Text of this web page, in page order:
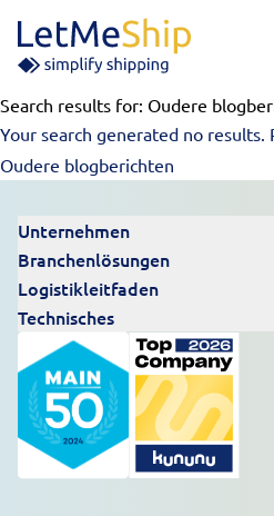
Search results for: Oudere
Your search generated no
Suchen
Unternehmen
Branchenlösungen
Logistikleitfaden
Technisches